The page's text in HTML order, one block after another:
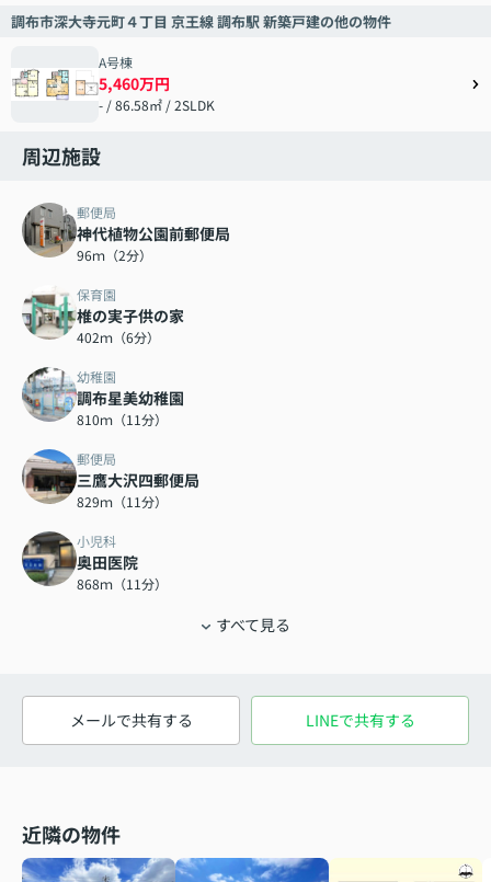
調布市深大寺元町４丁目 京王線 調布駅 新築戸建の他の物件
A号棟
5,460万円
- / 86.58㎡ / 2SLDK
周辺施設
郵便局
神代植物公園前郵便局
96ｍ（2分）
保育園
椎の実子供の家
402ｍ（6分）
幼稚園
調布星美幼稚園
810ｍ（11分）
郵便局
三鷹大沢四郵便局
829ｍ（11分）
小児科
奥田医院
868ｍ（11分）
すべて見る
メールで共有する LINEで共有する
近隣の物件